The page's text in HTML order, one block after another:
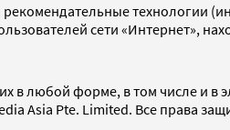
технологии
сети «Интернет»,
в любой форме, в том числе и
Asia Pte. Limited. Все права